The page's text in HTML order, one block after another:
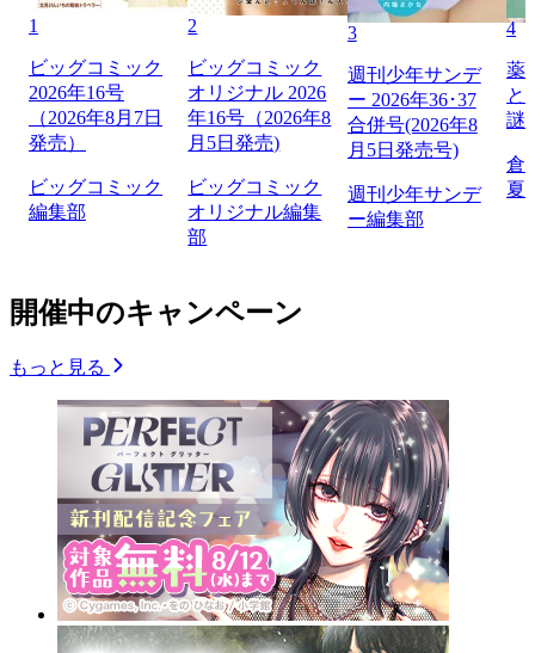
1
ビッグコミック
2026年16号
（2026年8月7日
発売）
ビッグコミック
編集部
2
ビッグコミック
オリジナル 2026
年16号（2026年8
月5日発売)
ビッグコミック
オリジナル編集
部
3
週刊少年サンデ
ー 2026年36･37
合併号(2026年8
月5日発売号)
週刊少年サンデ
ー編集部
4
薬
と
謎
倉
夏
開催中のキャンペーン
もっと見る